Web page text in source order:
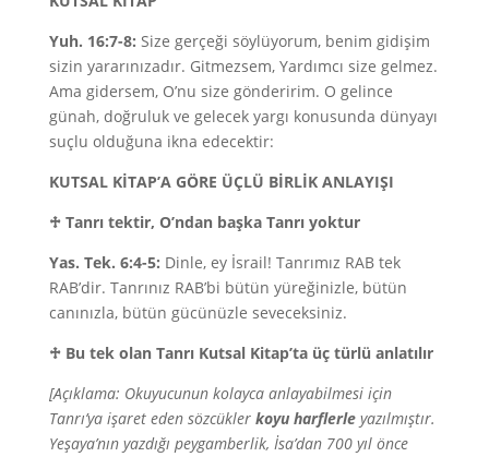
Yuh. 16:7-8: Size gerçeği söylüyorum, benim gidişim
sizin yararınızadır. Gitmezsem, Yardımcı size gelmez.
Ama gidersem, O’nu size gönderirim. O gelince
günah, doğruluk ve gelecek yargı konusunda dünyayı
suçlu olduğuna ikna edecektir:
KUTSAL KİTAP’A GÖRE ÜÇLÜ BİRLİK ANLAYIŞI
♱ Tanrı tektir, O’ndan başka Tanrı yoktur
Yas. Tek. 6:4-5: Dinle, ey İsrail! Tanrımız RAB tek
RAB’dir. Tanrınız RAB’bi bütün yüreğinizle, bütün
canınızla, bütün gücünüzle seveceksiniz.
♱ Bu tek olan Tanrı Kutsal Kitap’ta üç türlü anlatılır
[Açıklama: Okuyucunun kolayca anlayabilmesi için
Tanrı’ya işaret eden sözcükler koyu harflerleyazılmıştır.
Yeşaya’nın yazdığı peygamberlik, İsa’dan 700 yıl önce